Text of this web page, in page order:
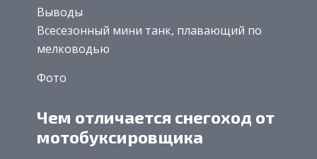
Выводы
Всесезонный мини танк, плавающий по
мелководью
Фото
Чем отличается снегоход от
мотобуксировщика